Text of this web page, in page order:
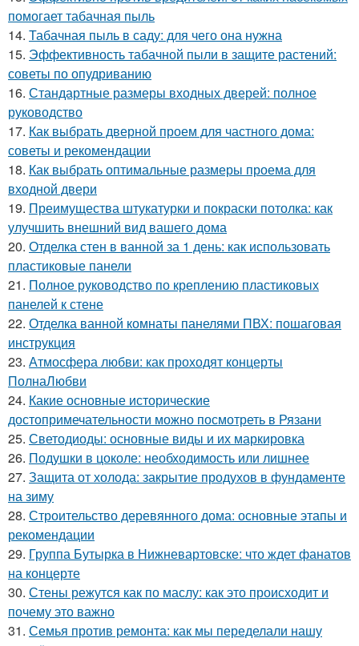
помогает табачная пыль
14. Табачная пыль в саду: для чего она нужна
15. Эффективность табачной пыли в защите растений:
советы по опудриванию
16. Стандартные размеры входных дверей: полное
руководство
17. Как выбрать дверной проем для частного дома:
советы и рекомендации
18. Как выбрать оптимальные размеры проема для
входной двери
19. Преимущества штукатурки и покраски потолка: как
улучшить внешний вид вашего дома
20. Отделка стен в ванной за 1 день: как использовать
пластиковые панели
21. Полное руководство по креплению пластиковых
панелей к стене
22. Отделка ванной комнаты панелями ПВХ: пошаговая
инструкция
23. Атмосфера любви: как проходят концерты
ПолнаЛюбви
24. Какие основные исторические
достопримечательности можно посмотреть в Рязани
25. Светодиоды: основные виды и их маркировка
26. Подушки в цоколе: необходимость или лишнее
27. Защита от холода: закрытие продухов в фундаменте
на зиму
28. Строительство деревянного дома: основные этапы и
рекомендации
29. Группа Бутырка в Нижневартовске: что ждет фанатов
на концерте
30. Стены режутся как по маслу: как это происходит и
почему это важно
31. Семья против ремонта: как мы переделали нашу